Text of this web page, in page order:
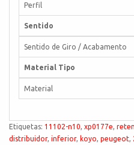
Perfil
Sentido
Sentido de Giro / Acabamento
Material Tipo
Material
Etiquetas: 11102-n10, xp0177e,
distribuidor, inferior, koyo, peugeot,